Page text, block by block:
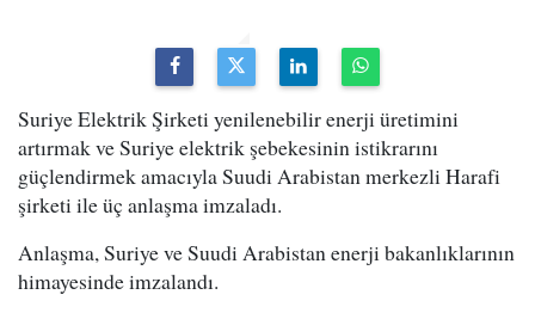
Suriye Elektrik Şirketi yenilenebilir enerji üretimini
artırmak ve Suriye elektrik şebekesinin istikrarını
güçlendirmek amacıyla Suudi Arabistan merkezli Harafi
şirketi ile üç anlaşma imzaladı.
Anlaşma, Suriye ve Suudi Arabistan enerji bakanlıklarının
himayesinde imzalandı.